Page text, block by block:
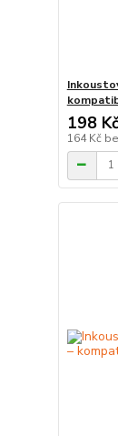
198 Kč
164 Kč